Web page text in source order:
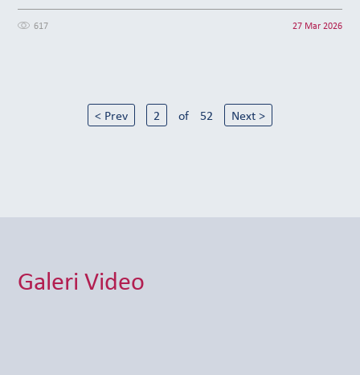
617 27 Mar 2026
< Prev 2 of 52 Next >
Galeri Video